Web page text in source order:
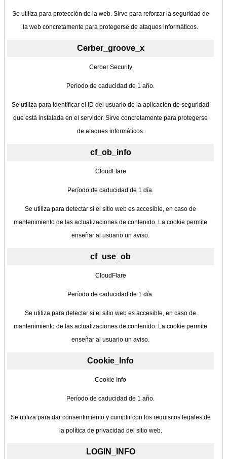
Se utiliza para protección de la web. Sirve para reforzar la seguridad de
la web concretamente para protegerse de ataques informáticos.
Cerber_groove_x
Cerber Security
Período de caducidad de 1 año.
Se utiliza para identificar el ID del usuario de la aplicación de seguridad
que está instalada en el servidor. Sirve concretamente para protegerse
de ataques informáticos.
cf_ob_info
CloudFlare
Período de caducidad de 1 día.
Se utiliza para detectar si el sitio web es accesible, en caso de
mantenimiento de las actualizaciones de contenido. La cookie permite
enseñar al usuario un aviso.
cf_use_ob
CloudFlare
Período de caducidad de 1 día.
Se utiliza para detectar si el sitio web es accesible, en caso de
mantenimiento de las actualizaciones de contenido. La cookie permite
enseñar al usuario un aviso.
Cookie_Info
Cookie Info
Período de caducidad de 1 año.
Se utiliza para dar consentimiento y cumplir con los requisitos legales de
la política de privacidad del sitio web.
LOGIN_INFO